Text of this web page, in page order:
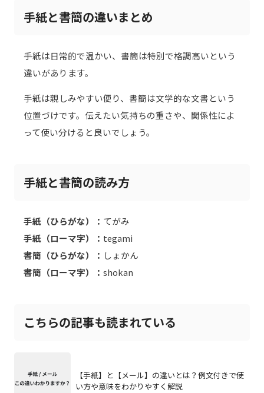
手紙と書簡の違いまとめ
手紙は日常的で温かい、書簡は特別で格調高いという
違いがあります。
手紙は親しみやすい便り、書簡は文学的な文書という
位置づけです。伝えたい気持ちの重さや、関係性によ
って使い分けると良いでしょう。
手紙と書簡の読み方
手紙（ひらがな）： てがみ
手紙（ローマ字）： tegami
書簡（ひらがな）： しょかん
書簡（ローマ字）： shokan
こちらの記事も読まれている
【手紙】と【メール】の違いとは？例文付きで使
い方や意味をわかりやすく解説